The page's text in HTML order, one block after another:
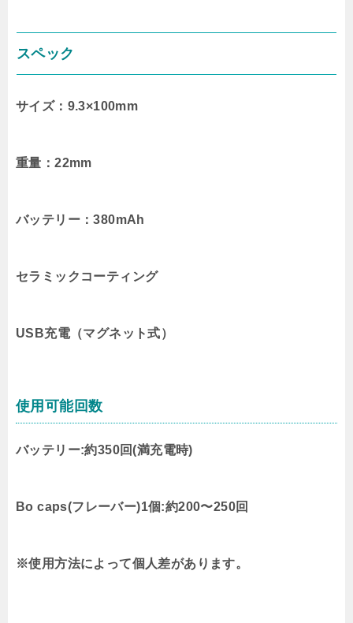
スペック
サイズ：9.3×100mm
重量：22mm
バッテリー：380mAh
セラミックコーティング
USB充電（マグネット式）
使用可能回数
バッテリー:約350回(満充電時)
Bo caps(フレーバー)1個:約200〜250回
※使用方法によって個人差があります。